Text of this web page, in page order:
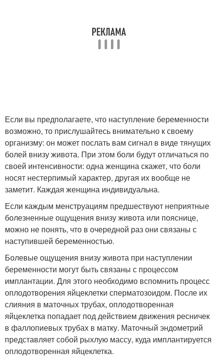
Если вы предполагаете, что наступление беременности
возможно, то прислушайтесь внимательно к своему
организму: он может послать вам сигнал в виде тянущих
болей внизу живота. При этом боли будут отличаться по
своей интенсивности: одна женщина скажет, что боли
носят нестерпимый характер, другая их вообще не
заметит. Каждая женщина индивидуальна.
Если каждым менструациям предшествуют неприятные
болезненные ощущения внизу живота или пояснице,
можно не понять, что в очередной раз они связаны с
наступившей беременностью.
Болевые ощущения внизу живота при наступлении
беременности могут быть связаны с процессом
имплантации. Для этого необходимо вспомнить процесс
оплодотворения яйцеклетки сперматозоидом. После их
слияния в маточных трубах, оплодотворенная
яйцеклетка попадает под действием движения ресничек
в фаллопиевых трубах в матку. Маточный эндометрий
представляет собой рыхлую массу, куда имплантируется
оплодотворенная яйцеклетка.